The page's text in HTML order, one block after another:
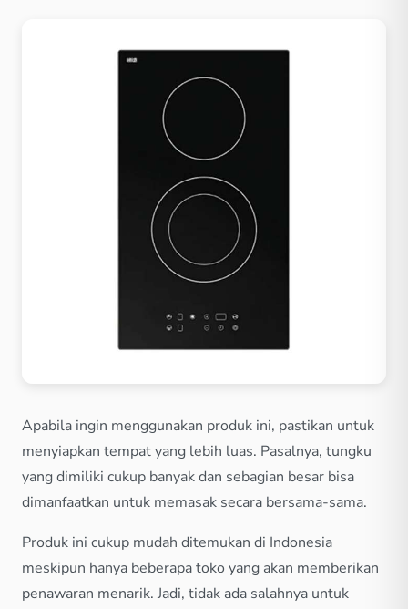
Apabila ingin menggunakan produk ini, pastikan untuk
menyiapkan tempat yang lebih luas. Pasalnya, tungku
yang dimiliki cukup banyak dan sebagian besar bisa
dimanfaatkan untuk memasak secara bersama-sama.
Produk ini cukup mudah ditemukan di Indonesia
meskipun hanya beberapa toko yang akan memberikan
penawaran menarik. Jadi, tidak ada salahnya untuk